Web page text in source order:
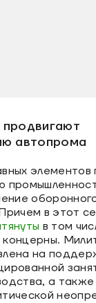
автопрома
элементов
в этот
в том
на
а также